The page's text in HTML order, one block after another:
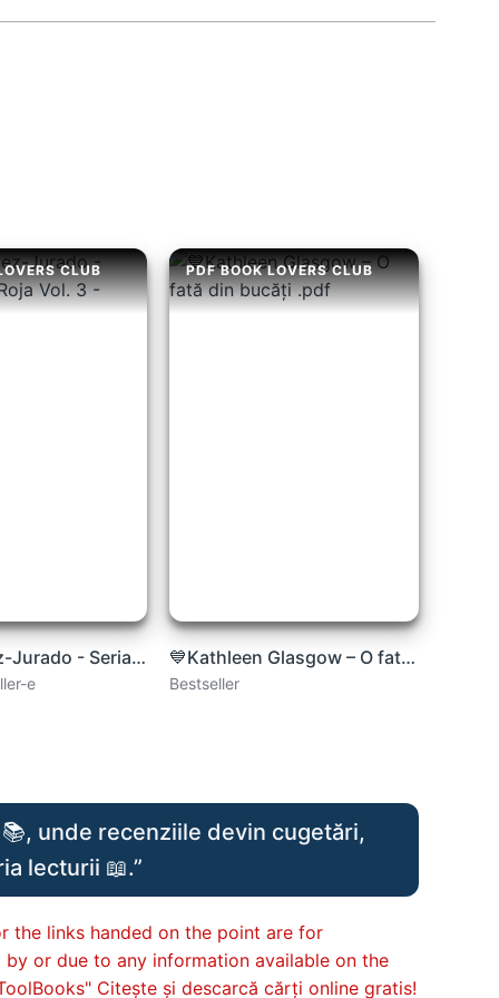
CLUB
Juan Gómez-Jurado - Seria Reina Roja Vol. 3 - Regele Alb
e
PDF BOOK LOVERS CLUB
💙Kathleen Glasgow – O fată din bucăți .pdf
Bestseller
unde recenziile devin cugetări,
lecturii 📖.”
the links handed on the point are for
or due to any information available on the
Citește și descarcă cărți online gratis!